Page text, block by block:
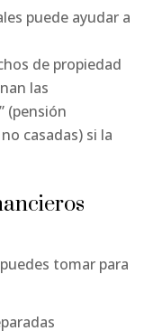
puede ayudar a
de propiedad
las
(pensión
casadas) si la
tomar para